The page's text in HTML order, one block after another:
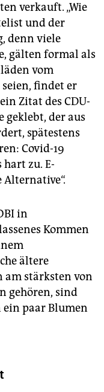
verkauft. „Wie
und der
denn viele
gälten formal als
vom
findet er
Zitat des CDU-
geklebt, der aus
spätestens
Covid-19
hart zu. E-
Alternative“.
in
Kommen
ältere
am stärksten von
gehören, sind
ein paar Blumen